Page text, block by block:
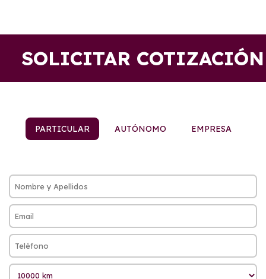
SOLICITAR COTIZACIÓN
PARTICULAR AUTÓNOMO EMPRESA